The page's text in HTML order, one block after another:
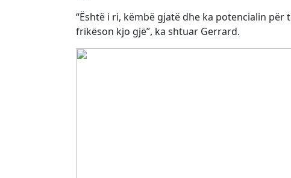
“Është i ri, këmbë gjatë dhe ka potencialin
frikëson kjo gjë”, ka shtuar Gerrard.